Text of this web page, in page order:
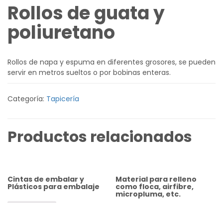
Rollos de guata y
poliuretano
Rollos de napa y espuma en diferentes grosores, se pueden
servir en metros sueltos o por bobinas enteras.
Categoría: Tapicería
Productos relacionados
Cintas de embalar y
Plásticos para embalaje
Material para relleno
como floca, airfibre,
micropluma, etc.